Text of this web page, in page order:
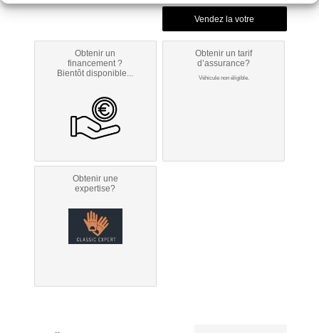
Obtenir un
financement ?
Bientôt disponible...
Obtenir un tarif
d’assurance?
Véhicule non éligible.
Obtenir une
expertise?